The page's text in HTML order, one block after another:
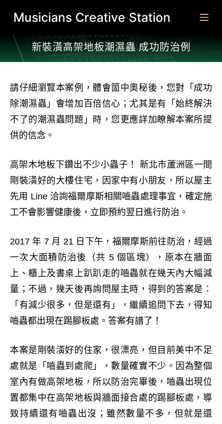
跳
主
容
Musicians Creative Station
新裝潢高架地板潮濕蟲 成功防治例​
請仔細瀏覽本案例，體會箇中奧秘後，您對「成功
除潮濕蟲」會增加百倍信心；尤其是有「始終解決
不了的潮濕蟲問題」時，您更應詳加瞭解本案所提
供的信念。
高架木地板下鑽出不少小蟲子！ 新北市蘆洲區一間
剛裝潢好的大樓住宅，因家中有小朋友，所以屋主
先用 Line 洽詢福爾摩斯相關嚙蟲處理事宜，確定施
工不會影響健康後，立即預約翌日進行防治。
2017 年 7 月 21 日下午，福爾摩斯前往防治，經過
一次大面積防治後（共 5 個區塊），原本在牆面
上、櫃上及書桌上趴趴走的嚙蟲就在幾天內大幅減
量；不過，幾天後再詢問屋主時，得到的答案是：
「有減少很多，但是還有」，繼續追問下去，得知
嚙蟲都出現在踢腳板處。答案有譜了！
本案是剛裝潢好的住家，很漂亮，但目前美中不足
處就是「嚙蟲到處爬」，數量確實不少。因為整個
室內有做高架地板，所以防治完畢後，嚙蟲出現位
置都集中在高架地板與牆面接合處的踢腳板處，導
致持續還有嚙蟲出沒；雖然數量不多，但就是還